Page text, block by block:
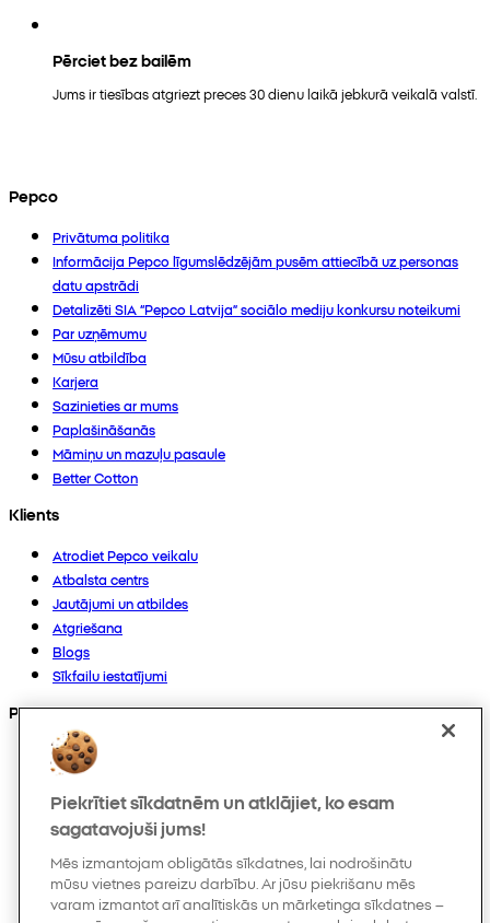
Pērciet bez bailēm
Jums ir tiesības atgriezt preces 30 dienu laikā jebkurā veikalā valstī.
Pepco
Privātuma politika
Informācija Pepco līgumslēdzējām pusēm attiecībā uz personas
datu apstrādi
Detalizēti SIA “Pepco Latvija” sociālo mediju konkursu noteikumi
Par uzņēmumu
Mūsu atbildība
Karjera
Sazinieties ar mums
Paplašināšanās
Māmiņu un mazuļu pasaule
Better Cotton
Klients
Atrodiet Pepco veikalu
Atbalsta centrs
Jautājumi un atbildes
Atgriešana
Blogs
Sīkfailu iestatījumi
Preces
Kolekcijas
Zīdaiņiem
Bērniem
Mājoklim
Vīriešiem
Piekrītiet sīkdatnēm un atklājiet, ko esam
sagatavojuši jums!
Mēs izmantojam obligātās sīkdatnes, lai nodrošinātu
mūsu vietnes pareizu darbību. Ar jūsu piekrišanu mēs
varam izmantot arī analītiskās un mārketinga sīkdatnes –